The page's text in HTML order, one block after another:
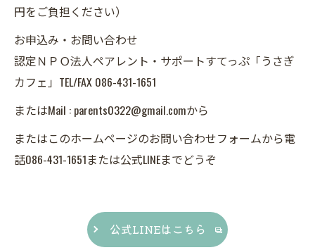
円をご負担ください）
お申込み・お問い合わせ
認定ＮＰＯ法人ペアレント・サポートすてっぷ「うさぎ
カフェ」TEL/FAX 086-431-1651
またはMail : parents0322@gmail.comから
またはこのホームページのお問い合わせフォームから電
話086-431-1651または公式LINEまでどうぞ
公式LINEはこちら